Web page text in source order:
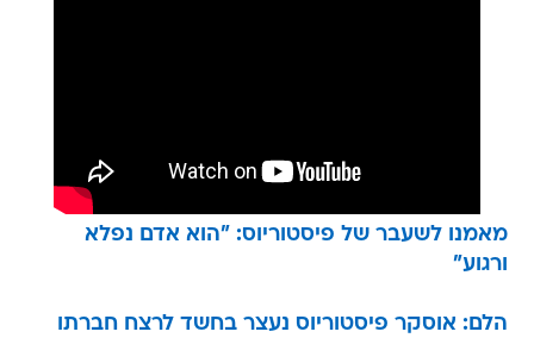
מאמנו לשעבר של פיסטוריוס: "הוא אדם נפלא
ורגוע"
הלם: אוסקר פיסטוריוס נעצר בחשד לרצח חברתו